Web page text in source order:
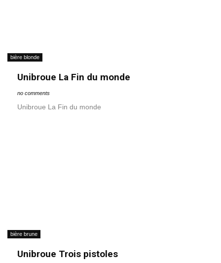
bière blonde
Unibroue La Fin du monde
no comments
Unibroue La Fin du monde
bière brune
Unibroue Trois pistoles